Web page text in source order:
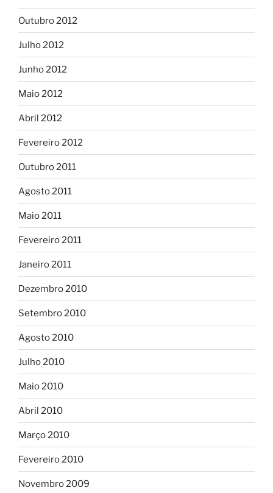
Outubro 2012
Julho 2012
Junho 2012
Maio 2012
Abril 2012
Fevereiro 2012
Outubro 2011
Agosto 2011
Maio 2011
Fevereiro 2011
Janeiro 2011
Dezembro 2010
Setembro 2010
Agosto 2010
Julho 2010
Maio 2010
Abril 2010
Março 2010
Fevereiro 2010
Novembro 2009